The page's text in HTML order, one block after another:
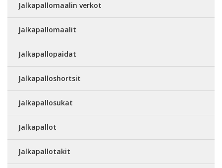
Jalkapallomaalin verkot
Jalkapallomaalit
Jalkapallopaidat
Jalkapalloshortsit
Jalkapallosukat
Jalkapallot
Jalkapallotakit